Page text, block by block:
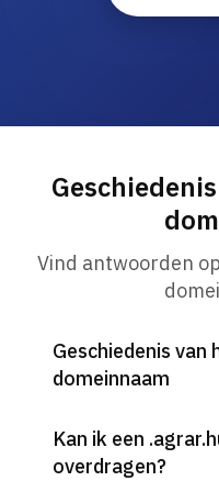
Vind antwoorden
Geschiedenis van
domeinnaam
Kan ik een
overdragen?